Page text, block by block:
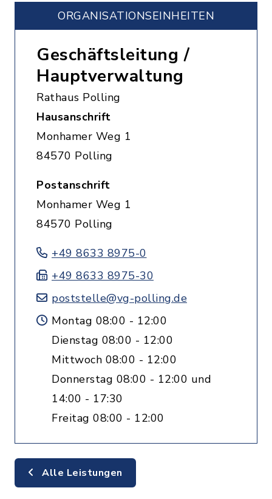
ORGANISATIONS­EINHEITEN
Geschäftsleitung /
Hauptverwaltung
Rathaus Polling
Hausanschrift
Monhamer Weg 1
84570 Polling
Postanschrift
Monhamer Weg 1
84570 Polling
+49 8633 8975-0
+49 8633 8975-30
poststelle@vg-polling.de
Montag 08:00 - 12:00
Dienstag 08:00 - 12:00
Mittwoch 08:00 - 12:00
Donnerstag 08:00 - 12:00 und
14:00 - 17:30
Freitag 08:00 - 12:00
Alle Leistungen